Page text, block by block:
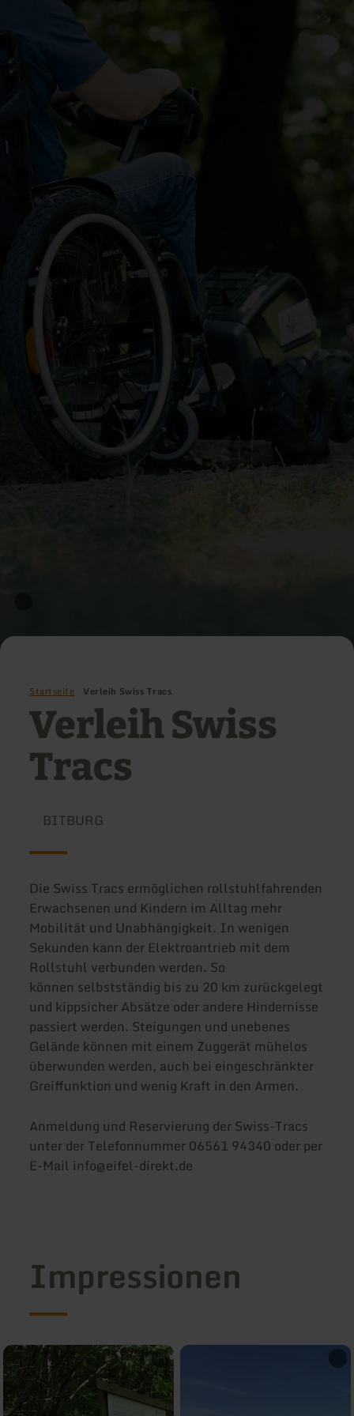
Startseite Verleih Swiss Tracs
Verleih Swiss
Tracs
BITBURG
Die Swiss Tracs ermöglichen rollstuhlfahrenden
Erwachsenen und Kindern im Alltag mehr
Mobilität und Unabhängigkeit. In wenigen
Sekunden kann der Elektroantrieb mit dem
Rollstuhl verbunden werden. So
können selbstständig bis zu 20 km zurückgelegt
und kippsicher Absätze oder andere Hindernisse
passiert werden. Steigungen und unebenes
Gelände können mit einem Zuggerät mühelos
überwunden werden, auch bei eingeschränkter
Greiffunktion und wenig Kraft in den Armen.
Anmeldung und Reservierung der Swiss-Tracs
unter der Telefonnummer 06561 94340 oder per
E-Mail info@eifel-direkt.de
Impressionen